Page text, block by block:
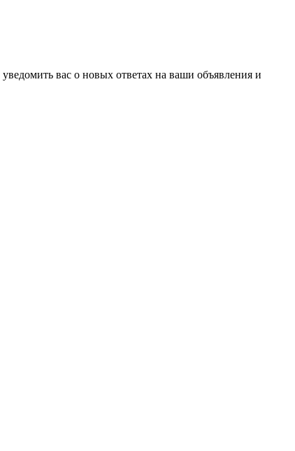
вас о новых ответах на ваши объявления и